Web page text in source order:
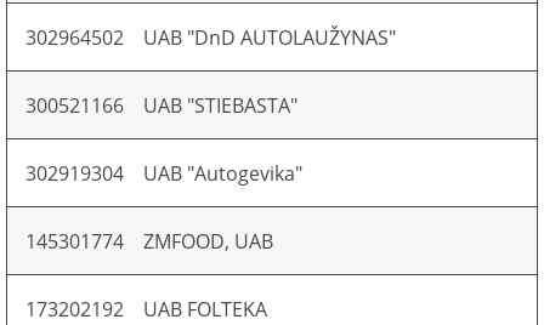
302964502 UAB "DnD AUTOLAUŽYNAS"
300521166 UAB "STIEBASTA"
302919304 UAB "Autogevika"
145301774 ZMFOOD, UAB
173202192 UAB FOLTEKA